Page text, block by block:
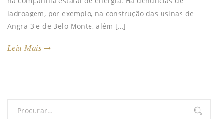
ladroagem, por exemplo, na construção das usinas de
Angra 3 e de Belo Monte, além […]
Leia Mais